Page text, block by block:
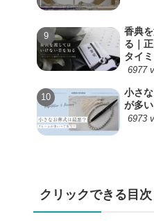
香典
る｜
タイ
6977
小さ
が多
6973
クリックできる目次